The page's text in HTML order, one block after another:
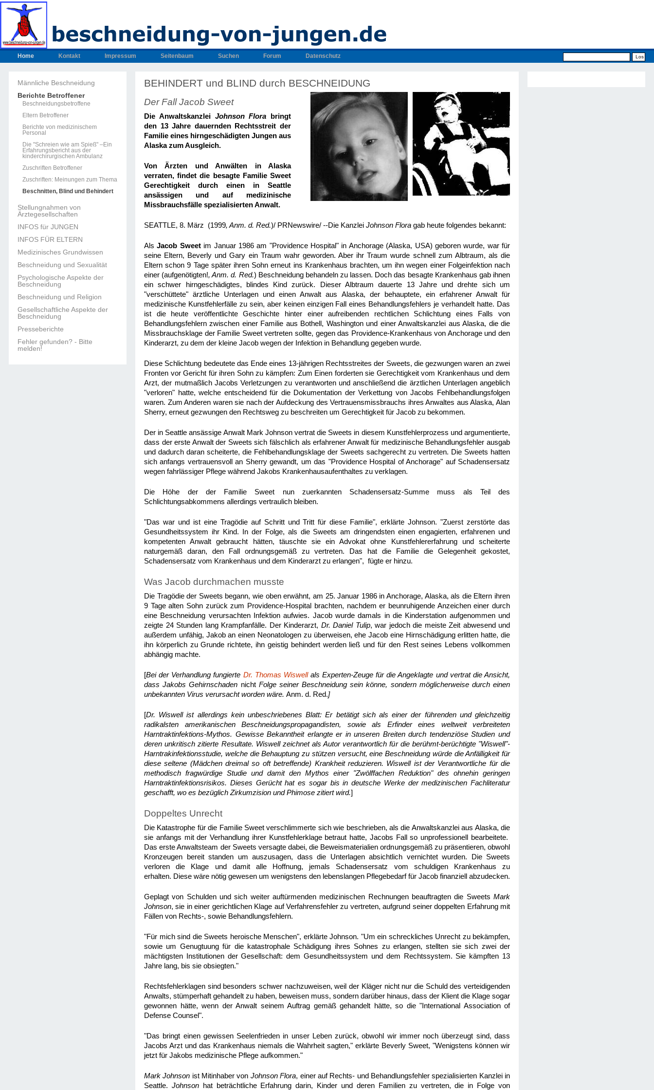
Home Kontakt Impressum Seitenbaum Suchen Forum Datenschutz
Männliche Beschneidung
Berichte Betroffener
Beschneidungsbetroffene
Eltern Betroffener
Berichte von medizinischem
Personal
Die "Schreien wie am Spieß" –Ein
Erfahrungsbericht aus der
kinderchirurgischen Ambulanz
Zuschriften Betroffener
Zuschriften: Meinungen zum Thema
Beschnitten, Blind und Behindert
Stellungnahmen von
Ärztegesellschaften
INFOS für JUNGEN
INFOS FÜR ELTERN
Medizinisches Grundwissen
Beschneidung und Sexualität
Psychologische Aspekte der
Beschneidung
Beschneidung und Religion
Gesellschaftliche Aspekte der
Beschneidung
Presseberichte
Fehler gefunden? - Bitte
melden!
BEHINDERT und BLIND durch BESCHNEIDUNG
Der Fall Jacob Sweet
Die Anwaltskanzlei Johnson Flora bringt
den 13 Jahre dauernden Rechtsstreit der
Familie eines hirngeschädigten Jungen aus
Alaskazum Ausgleich.
Von Ärzten und Anwälten in Alaska
verraten, findet die besagte Familie Sweet
Gerechtigkeit durch einen in Seattle
ansässigen und auf medizinische
Missbrauchsfälle spezialisierten Anwalt.
SEATTLE, 8. März (1999, Anm. d. Red.)/ PRNewswire/ --Die Kanzlei Johnson Flora gab heute folgendes bekannt:
AlsJacob Sweetim Januar 1986 am "Providence Hospital" in Anchorage (Alaska, USA) geboren wurde, war für
seine Eltern, Beverly und Gary ein Traum wahr geworden. Aber ihr Traum wurde schnell zum Albtraum, als die
Eltern schon 9 Tage später ihren Sohn erneut ins Krankenhaus brachten, um ihn wegen einer Folgeinfektion nach
einer (aufgenötigten!, Anm. d. Red.) Beschneidung behandeln zu lassen. Doch das besagte Krankenhaus gab ihnen
ein schwer hirngeschädigtes, blindes Kind zurück. Dieser Albtraum dauerte 13 Jahre und drehte sich um
"verschüttete" ärztliche Unterlagen und einen Anwalt aus Alaska, der behauptete, ein erfahrener Anwalt für
medizinische Kunstfehlerfälle zu sein, aber keinen einzigen Fall eines Behandlungsfehlers je verhandelt hatte. Das
ist die heute veröffentlichte Geschichte hinter einer aufreibenden rechtlichen Schlichtung eines Falls von
Behandlungsfehlern zwischen einer Familie aus Bothell, Washington und einer Anwaltskanzlei aus Alaska, die die
Missbrauchsklage der Familie Sweet vertreten sollte, gegen das Providence-Krankenhaus von Anchorage und den
Kinderarzt, zu dem der kleine Jacob wegen der Infektion in Behandlung gegeben wurde.
Diese Schlichtung bedeutete das Ende eines 13-jährigen Rechtsstreites der Sweets, die gezwungen waren an zwei
Fronten vor Gericht für ihren Sohn zu kämpfen: Zum Einen forderten sie Gerechtigkeit vom Krankenhaus und dem
Arzt, der mutmaßlich Jacobs Verletzungen zu verantworten und anschließend die ärztlichen Unterlagen angeblich
"verloren" hatte, welche entscheidend für die Dokumentation der Verkettung von Jacobs Fehlbehandlungsfolgen
waren. Zum Anderen waren sie nach der Aufdeckung des Vertrauensmissbrauchs ihres Anwaltes aus Alaska, Alan
Sherry, erneut gezwungen den Rechtsweg zu beschreiten um Gerechtigkeit für Jacob zu bekommen.
Der in Seattle ansässige Anwalt Mark Johnson vertrat die Sweets in diesem Kunstfehlerprozess und argumentierte,
dass der erste Anwalt der Sweets sich fälschlich als erfahrener Anwalt für medizinische Behandlungsfehler ausgab
und dadurch daran scheiterte, die Fehlbehandlungsklage der Sweets sachgerecht zu vertreten. Die Sweets hatten
sich anfangs vertrauensvoll an Sherry gewandt, um das "Providence Hospital of Anchorage" auf Schadensersatz
wegen fahrlässiger Pflege während Jakobs Krankenhausaufenthaltes zu verklagen.
Die Höhe der der Familie Sweet nun zuerkannten Schadensersatz-Summe muss als Teil des
Schlichtungsabkommens allerdings vertraulich bleiben.
"Das war und ist eine Tragödie auf Schritt und Tritt für diese Familie", erklärte Johnson. "Zuerst zerstörte das
Gesundheitssystem ihr Kind. In der Folge, als die Sweets am dringendsten einen engagierten, erfahrenen und
kompetenten Anwalt gebraucht hätten, täuschte sie ein Advokat ohne Kunstfehlererfahrung und scheiterte
naturgemäß daran, den Fall ordnungsgemäß zu vertreten. Das hat die Familie die Gelegenheit gekostet,
Schadensersatz vom Krankenhaus und dem Kinderarzt zu erlangen", fügte er hinzu.
Was Jacob durchmachen musste
Die Tragödie der Sweets begann, wie oben erwähnt, am 25. Januar 1986 in Anchorage, Alaska, als die Eltern ihren
9 Tage alten Sohn zurück zum Providence-Hospital brachten, nachdem er beunruhigende Anzeichen einer durch
eine Beschneidung verursachten Infektion aufwies. Jacob wurde damals in die Kinderstation aufgenommen und
zeigte 24 Stunden lang Krampfanfälle. Der Kinderarzt, Dr. Daniel Tulip, war jedoch die meiste Zeit abwesend und
außerdem unfähig, Jakob an einen Neonatologen zu überweisen, ehe Jacob eine Hirnschädigung erlitten hatte, die
ihn körperlich zu Grunde richtete, ihn geistig behindert werden ließ und für den Rest seines Lebens vollkommen
abhängig machte.
[Bei der Verhandlung fungierte Dr. Thomas Wiswellals Experten-Zeuge für die Angeklagte und vertrat die Ansicht,
dass Jakobs Gehirnschaden nichtFolge seiner Beschneidung sein könne, sondern möglicherweise durch einen
unbekannten Virus verursacht worden wäre. Anm. d. Red.]
[Dr. Wiswell ist allerdings kein unbeschriebenes Blatt: Er betätigt sich als einer der führenden und gleichzeitig
radikalsten amerikanischen Beschneidungspropagandisten, sowie als Erfinder eines weltweit verbreiteten
Harntraktinfektions-Mythos. Gewisse Bekanntheit erlangte er in unseren Breiten durch tendenziöse Studien und
deren unkritisch zitierte Resultate. Wiswell zeichnet als Autor verantwortlich für die berühmt-berüchtigte "Wiswell"-
Harntrakinfektionsstudie, welche die Behauptung zu stützen versucht, eine Beschneidung würde die Anfälligkeit für
diese seltene (Mädchen dreimal so oft betreffende) Krankheit reduzieren. Wiswell ist der Verantwortliche für die
methodisch fragwürdige Studie und damit den Mythos einer "Zwölffachen Reduktion" des ohnehin geringen
Harntraktinfektionsrisikos. Dieses Gerücht hat es sogar bis in deutsche Werke der medizinischen Fachliteratur
geschafft, wo es bezüglich Zirkumzision und Phimose zitiert wird.]
Doppeltes Unrecht
Die Katastrophe für die Familie Sweet verschlimmerte sich wie beschrieben, als die Anwaltskanzlei aus Alaska, die
sie anfangs mit der Verhandlung ihrer Kunstfehlerklage betraut hatte, Jacobs Fall so unprofessionell bearbeitete.
Das erste Anwaltsteam der Sweets versagte dabei, die Beweismaterialien ordnungsgemäß zu präsentieren, obwohl
Kronzeugen bereit standen um auszusagen, dass die Unterlagen absichtlich vernichtet wurden. Die Sweets
verloren die Klage und damit alle Hoffnung, jemals Schadensersatz vom schuldigen Krankenhaus zu
erhalten. Diese wäre nötig gewesen um wenigstens den lebenslangen Pflegebedarf für Jacob finanziell abzudecken.
Geplagt von Schulden und sich weiter auftürmenden medizinischen Rechnungen beauftragten die Sweets Mark
Johnson, sie in einer gerichtlichen Klage auf Verfahrensfehler zu vertreten, aufgrund seiner doppelten Erfahrung mit
Fällen von Rechts-, sowie Behandlungsfehlern.
"Für mich sind die Sweets heroische Menschen", erklärte Johnson. "Um ein schreckliches Unrecht zu bekämpfen,
sowie um Genugtuung für die katastrophale Schädigung ihres Sohnes zu erlangen, stellten sie sich zwei der
mächtigsten Institutionen der Gesellschaft: dem Gesundheitssystem und dem Rechtssystem. Sie kämpften 13
Jahre lang, bis sie obsiegten."
Rechtsfehlerklagen sind besonders schwer nachzuweisen, weil der Kläger nicht nur die Schuld des verteidigenden
Anwalts, stümperhaft gehandelt zu haben, beweisen muss, sondern darüber hinaus, dass der Klient die Klage sogar
gewonnen hätte, wenn der Anwalt seinem Auftrag gemäß gehandelt hätte, so die "International Association of
Defense Counsel".
"Das bringt einen gewissen Seelenfrieden in unser Leben zurück, obwohl wir immer noch überzeugt sind, dass
Jacobs Arzt und das Krankenhaus niemals die Wahrheit sagten," erklärte Beverly Sweet, "Wenigstens können wir
jetzt für Jakobs medizinische Pflege aufkommen."
Mark Johnson ist Mitinhaber von Johnson Flora, einer auf Rechts- und Behandlungsfehler spezialisierten Kanzlei in
Seattle. Johnsonhat beträchtliche Erfahrung darin, Kinder und deren Familien zu vertreten, die in Folge von